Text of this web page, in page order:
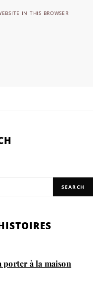
IN THIS BROWSER
SEARCH
porter à la maison